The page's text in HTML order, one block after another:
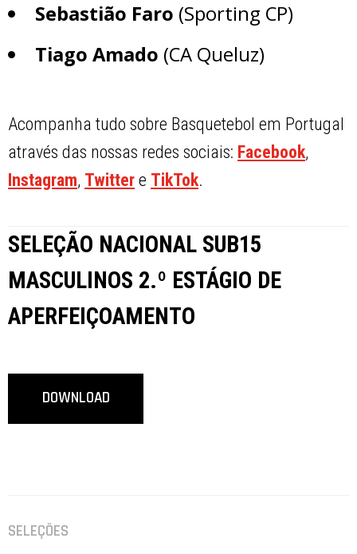
Sebastião Faro (Sporting CP)
Tiago Amado (CA Queluz)
Acompanha tudo sobre Basquetebol em Portugal
através das nossas redes sociais: Facebook,
Instagram, Twitter e TikTok.
SELEÇÃO NACIONAL SUB15
MASCULINOS 2.º ESTÁGIO DE
APERFEIÇOAMENTO
DOWNLOAD
SELEÇÕES